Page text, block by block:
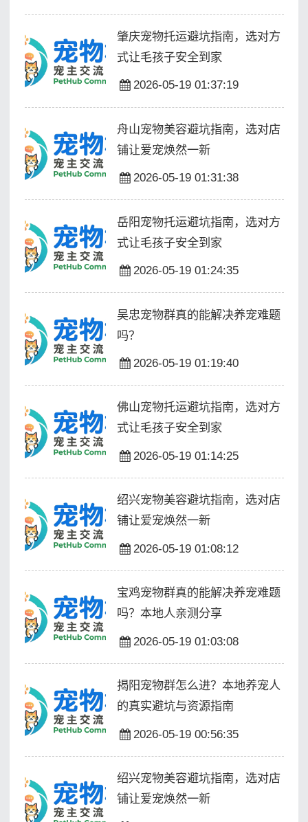
肇庆宠物托运避坑指南，选对方
式让毛孩子安全到家
2026-05-19 01:37:19
舟山宠物美容避坑指南，选对店
铺让爱宠焕然一新
2026-05-19 01:31:38
岳阳宠物托运避坑指南，选对方
式让毛孩子安全到家
2026-05-19 01:24:35
吴忠宠物群真的能解决养宠难题
吗？
2026-05-19 01:19:40
佛山宠物托运避坑指南，选对方
式让毛孩子安全到家
2026-05-19 01:14:25
绍兴宠物美容避坑指南，选对店
铺让爱宠焕然一新
2026-05-19 01:08:12
宝鸡宠物群真的能解决养宠难题
吗？本地人亲测分享
2026-05-19 01:03:08
揭阳宠物群怎么进？本地养宠人
的真实避坑与资源指南
2026-05-19 00:56:35
绍兴宠物美容避坑指南，选对店
铺让爱宠焕然一新